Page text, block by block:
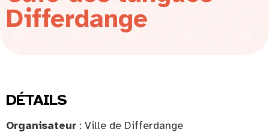
Differdange
DÉTAILS
Organisateur : Ville de Differdange